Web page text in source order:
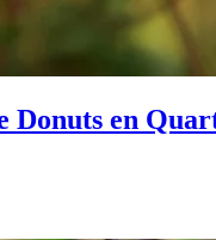
Donuts en